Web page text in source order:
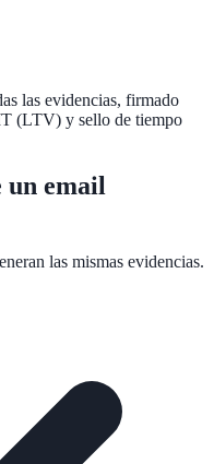
las evidencias, firmado
(LTV) y sello de tiempo
un email
las mismas evidencias.